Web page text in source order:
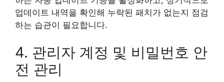
업데이트 내역을 확인해 누락된 패치가 없는지 점검
하는 습관이 필요합니다.
4. 관리자 계정 및 비밀번호 안
전 관리